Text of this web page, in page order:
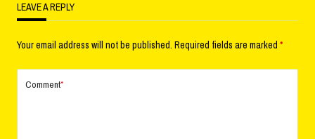
LEAVE A REPLY
Your email address will not be published. Required fields are marked *
Comment*